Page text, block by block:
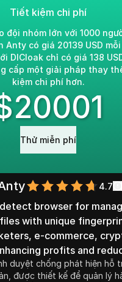
Tiết kiệm chi phí
đội nhóm lớn với 1000
Anty có giá 20139 USD mỗi
DICloak chỉ có giá 138
cấp một giải pháp thay
kiệm chi phí hơn.
20001
Thử miễn phí
4.7
browser for
with unique
e-commerce,
profits and
duyệt chống phát hiện hỗ
được thiết kế để quản lý